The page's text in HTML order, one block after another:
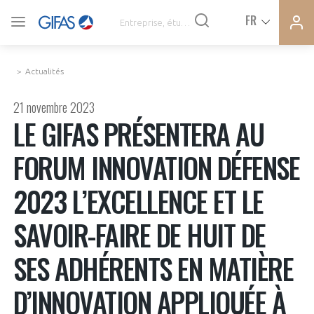
FR
À LA UNE
SYNTHÈSE DE PRESSE
AGENDA
COMMUNIQUÉS DE PRESSE
Actualités
21 novembre 2023
LE GIFAS PRÉSENTERA AU
FORUM INNOVATION DÉFENSE
2023 L’EXCELLENCE ET LE
SAVOIR-FAIRE DE HUIT DE
SES ADHÉRENTS EN MATIÈRE
D’INNOVATION APPLIQUÉE À
VOUS ÊTES ADHÉRENTS
CONNEXION
PAS ENCORE ADHÉRENT ?
VOUS ÊTES UN PROFESSIONNEL DE LA FILIÈRE ?
DEMANDE D’ADHÉSION
Avez-vous un statut de droit français ?